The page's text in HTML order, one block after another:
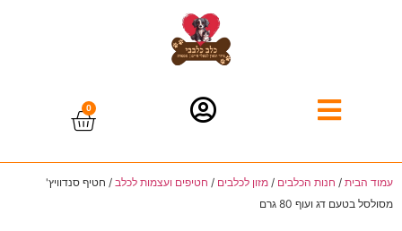
0
עמוד הבית / חנות הכלבים / מזון לכלבים / חטיפים ועצמות לכלב / חטיף סנדוויץ'
מסולסל בטעם דג ועוף 80 גרם